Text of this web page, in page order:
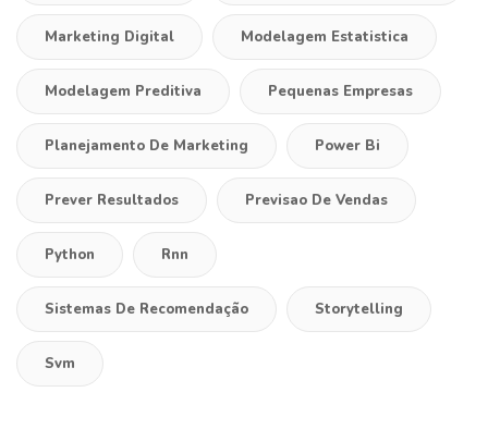
Marketing Digital Modelagem Estatistica
Modelagem Preditiva Pequenas Empresas
Planejamento De Marketing Power Bi
Prever Resultados Previsao De Vendas
Python Rnn
Sistemas De Recomendação Storytelling
Svm